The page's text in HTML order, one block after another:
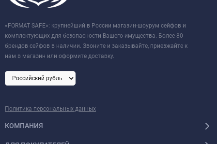
«FORMAT SAFE»: крупнейший в России магазин-шоурум сейфов и
комплектующих для безопасности Вашего имущества. Более 80
брендов сейфов в наличии. Звоните и заказывайте, приезжайте к
нам в магазин или оформите доставку.
Политика персональных данных
КОМПАНИЯ